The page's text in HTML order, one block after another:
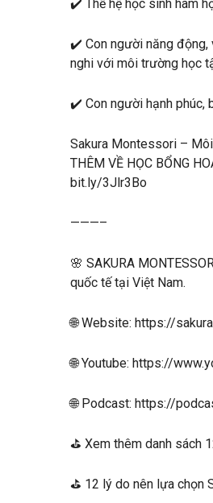
✔️ Thế hệ học sinh ham
✔️ Con người năng động,
nghi với môi trường học
✔️ Con người hạnh phúc,
Sakura Montessori –
THÊM VỀ HỌC BỔNG
bit.ly/3Jlr3Bo
———–
🌸 SAKURA
quốc tế tại Việt Nam.
🌐 Website: https://
🌐 Youtube: https://
🌐 Podcast: https://
⛳ Xem thêm danh sách
⛳ 12 lý do nên lựa